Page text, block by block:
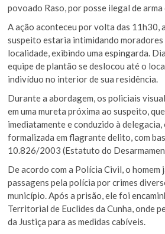
povoado Raso, por posse ilegal de arma
A ação aconteceu por volta das 11h30,
suspeito estaria intimidando moradores
localidade, exibindo uma espingarda.
equipe de plantão se deslocou até o
indivíduo no interior de sua residência.
Durante a abordagem, os policiais
em uma mureta próxima ao suspeito,
imediatamente e conduzido à
formalizada em flagrante delito, com
10.826/2003 (Estatuto do
De acordo com a Polícia Civil, o homem
passagens pela polícia por crimes
município. Após a prisão, ele foi
Territorial de Euclides da Cunha, onde
da Justiça para as medidas cabíveis.